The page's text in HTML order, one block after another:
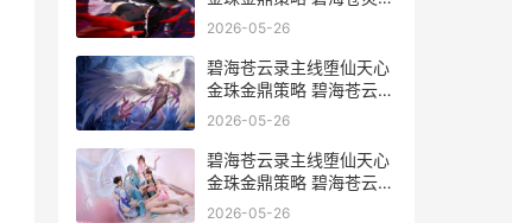
厉害吗
2026-05-26
碧海苍云录主线堕仙天心
金珠金鼎策略 碧海苍云录
主线试剑台怎么打
2026-05-26
碧海苍云录主线堕仙天心
金珠金鼎策略 碧海苍云录
主线剧情
2026-05-26